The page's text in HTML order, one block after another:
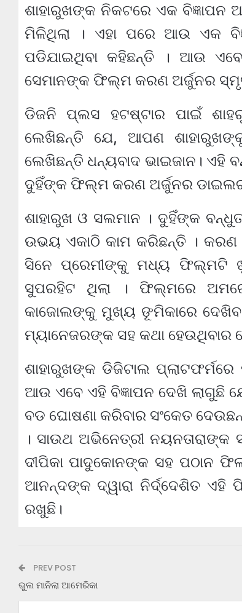
ଶାହାରୁଖଙ୍କ ନିକଟରେ ଏକ
ମିଳିଥିଲା । ଏହା ପରେ ଆଉ ଏକ
ପଡିଯାଇଥିବା କହିଛନ୍ତି । ଆଉ
ସେମାନଙ୍କ ଫିଲ୍ମ କରଣ ଅର୍ଜୁନର
ଡିଜନି ପ୍ଲସ ହଟଷ୍ଟାର ପାଇଁ
ଲେଖିଛନ୍ତି ଯେ, ଆପଣ
ଲେଖିଛନ୍ତି ଧନ୍ୟବାଦ ଭାଇଜାନ। ଏହି
ଦୁହିଁଙ୍କ ଫିଲ୍ମ କରଣ ଅର୍ଜୁନର
ଶାହାରୁଖ ଓ ସଲମାନ । ଦୁହିଁଙ୍କ
ଉଭୟ ଏକାଠି କାମ କରିଛନ୍ତି । କରଣ
ସିନେ ପ୍ରେମୀଙ୍କୁ ମଧ୍ୟ ଫିଲ୍ମଟି
ସୁପରହିଟ ଥିଲା । ଫିଲ୍ମରେ
କାଜୋଲଙ୍କୁ ମୁଖ୍ୟ ଙୂମିକାରେ
ମ୍ୟାନେଜରଙ୍କ ସହ କଥା ହେଉଥିବାର
ଶାହାରୁଖଙ୍କ ଡିଜିଟାଲ
ଆଉ ଏବେ ଏହି ବିଜ୍ଞାପନ ଦେଖି
ବଡ ଘୋଷଣା କରିବାର ସଂକେତ
। ସାଉଥ ଅଭିନେତ୍ରୀ
ଦୀପିକା ପାଦୁକୋନଙ୍କ ସହ ପଠାନ
ଆନନ୍ଦଙ୍କ ଦ୍ୱାରା ନିର୍ଦ୍ଦେଶିତ
ରଖୁଛି।
PREV POST
ଭୁଲ ମାନିଲା ଆମେରିକା